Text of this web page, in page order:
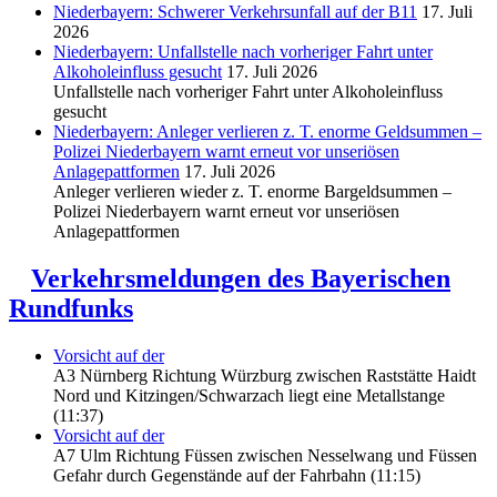
Niederbayern: Schwerer Verkehrsunfall auf der B11 17. Juli
2026
Niederbayern: Unfallstelle nach vorheriger Fahrt unter
Alkoholeinfluss gesucht 17. Juli 2026
Unfallstelle nach vorheriger Fahrt unter Alkoholeinfluss
gesucht
Niederbayern: Anleger verlieren z. T. enorme Geldsummen –
Polizei Niederbayern warnt erneut vor unseriösen
Anlagepattformen 17. Juli 2026
Anleger verlieren wieder z. T. enorme Bargeldsummen –
Polizei Niederbayern warnt erneut vor unseriösen
Anlagepattformen
Verkehrsmeldungen des Bayerischen
Rundfunks
Vorsicht auf der
A3 Nürnberg Richtung Würzburg zwischen Raststätte Haidt
Nord und Kitzingen/Schwarzach liegt eine Metallstange
(11:37)
Vorsicht auf der
A7 Ulm Richtung Füssen zwischen Nesselwang und Füssen
Gefahr durch Gegenstände auf der Fahrbahn (11:15)